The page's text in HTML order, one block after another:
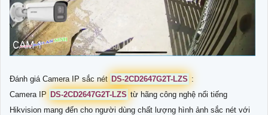
Đánh giá Camera IP sắc nét DS-2CD2647G2T-LZS :
Camera IP DS-2CD2647G2T-LZS từ hãng công nghệ nổi tiếng
Hikvision mang đến cho người dùng chất lượng hình ảnh sắc nét với